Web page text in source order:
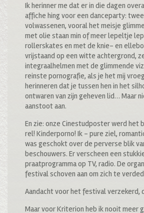
Ik herinner me dat er in die dagen
affiche hing voor een danceparty:
volwassenen, vooral het meisje
met olie staan min of meer lepeltje
rollerskates en met de knie- en
vrijstaand op een witte achtergrond,
integraalhelmen met de glimmende
reinste pornografie, als je het mij
herinneren dat je tussen hen in het
ontwaren van zijn geheven lid… Maar
aanstoot aan.
En zie: onze Cinestudposter werd het
rel! Kinderporno! Ik – pure ziel,
was geschokt over de perverse blik
beschouwers. Er verscheen een
praatprogramma op TV, radio. De
festival schoven aan om zich te
Aandacht voor het festival verzekerd,
Maar voor Kriterion heb ik nooit meer